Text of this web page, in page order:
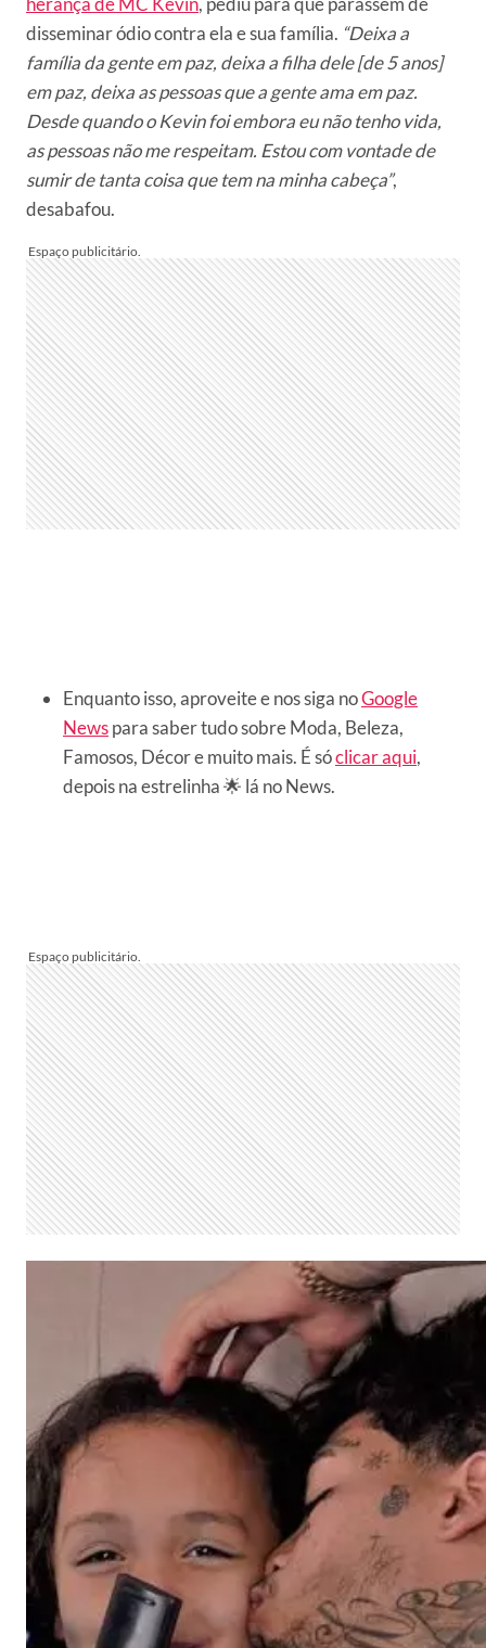
disseminar ódio contra ela e sua família. “Deixa a
família da gente em paz, deixa a filha dele [de 5 anos]
em paz, deixa as pessoas que a gente ama em paz.
Desde quando o Kevin foi embora eu não tenho vida,
as pessoas não me respeitam. Estou com vontade de
sumir de tanta coisa que tem na minha cabeça”,
desabafou.
Enquanto isso, aproveite e nos siga noGoogle
Newspara saber tudo sobre Moda, Beleza,
Famosos, Décor e muito mais. É sóclicar aqui,
depois na estrelinha 🌟 lá no News.